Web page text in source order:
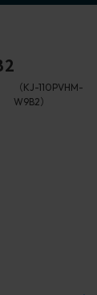
（KJ-110PVHM-
W9B2）